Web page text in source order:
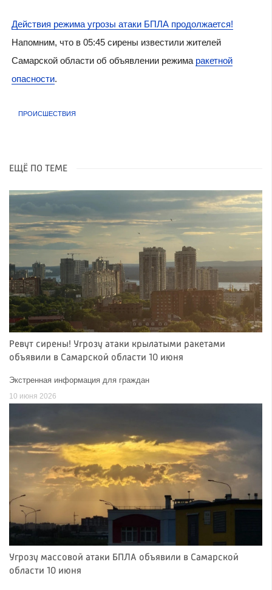
Действия режима угрозы атаки БПЛА продолжается!
Напомним, что в 05:45 сирены известили жителей
Самарской области об объявлении режима ракетной
опасности.
ПРОИСШЕСТВИЯ
ЕЩЁ ПО ТЕМЕ
Ревут сирены! Угрозу атаки крылатыми ракетами
объявили в Самарской области 10 июня
Экстренная информация для граждан
10 июня 2026
Угрозу массовой атаки БПЛА объявили в Самарской
области 10 июня